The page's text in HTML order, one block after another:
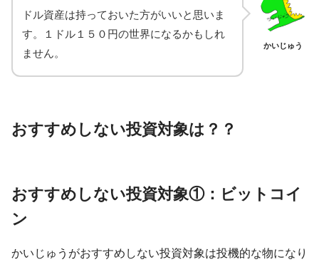
かいじゅう
ドル資産は持っておいた方がいいと思いま
す。１ドル１５０円の世界になるかもしれ
ません。
おすすめしない投資対象は？？
おすすめしない投資対象①：ビットコイ
ン
かいじゅうがおすすめしない投資対象は投機的な物になり